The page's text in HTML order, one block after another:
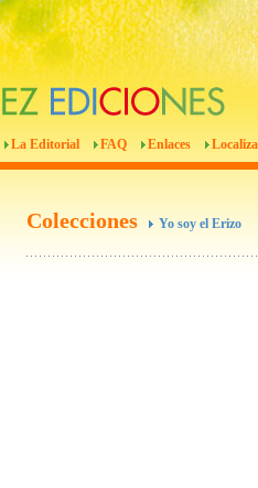
La Editorial FAQ Enlaces
Colecciones Yo soy el Erizo